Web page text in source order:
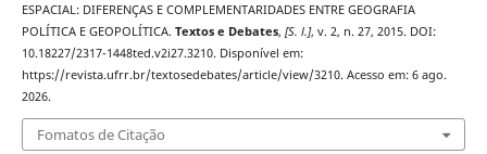
ESPACIAL: DIFERENÇAS E COMPLEMENTARIDADES ENTRE GEOGRAFIA
POLÍTICA E GEOPOLÍTICA. Textos e Debates, [S. l.], v. 2, n. 27, 2015. DOI:
10.18227/2317-1448ted.v2i27.3210. Disponível em:
https://revista.ufrr.br/textosedebates/article/view/3210. Acesso em: 6 ago.
2026.
Fomatos de Citação